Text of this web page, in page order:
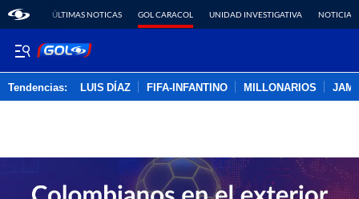
ÚLTIMAS NOTICAS GOL CARACOL UNIDAD INVESTIGATIVA NOTICIAS
Tendencias: LUIS DÍAZ FIFA-INFANTINO MILLONARIOS